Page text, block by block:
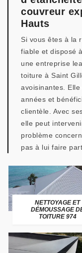
couvreur
Hauts
Si vous êtes à la
fiable et disposé
une entreprise
toiture à Saint
avoisinantes.
années et
clientèle. Avec
elle peut
problème
pas à lui faire
NETTOYAGE ET
DÉMOUSSAGE
TOITURE 974